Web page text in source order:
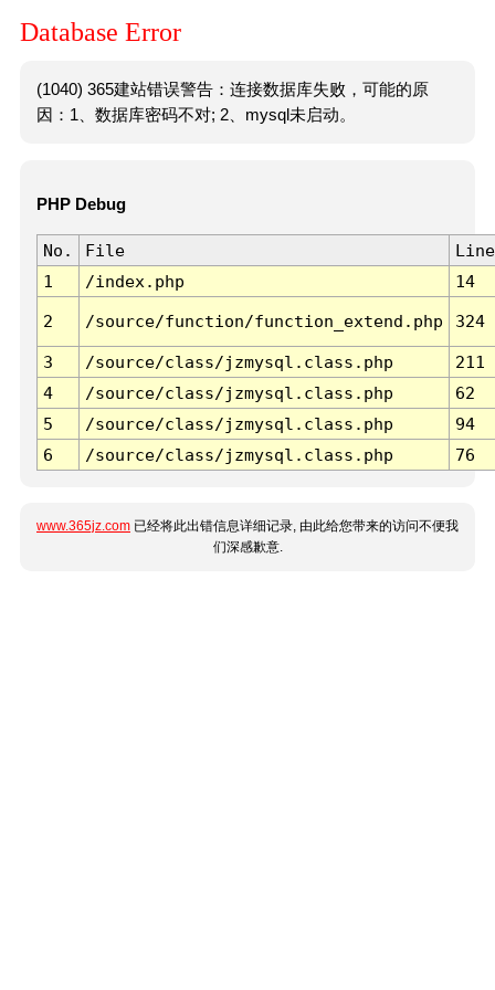
Database Error
(1040) 365建站错误警告：连接数据库失败，可能的原
因：1、数据库密码不对; 2、mysql未启动。
PHP Debug
No. File
Line
1
/index.php 14
2 /source/function/function_extend.php 324
3 /source/class/jzmysql.class.php
211
4
/source/class/jzmysql.class.php
62
5
/source/class/jzmysql.class.php
94
6
/source/class/jzmysql.class.php 76
www.365jz.com 已经将此出错信息详细记录, 由此给您带来的访问不便我
们深感歉意.